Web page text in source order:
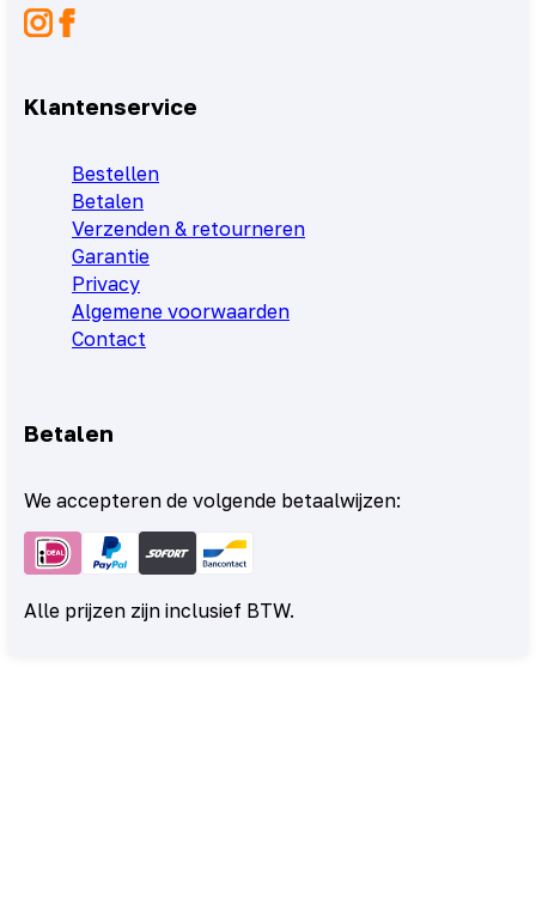
Klantenservice
Bestellen
Betalen
Verzenden & retourneren
Garantie
Privacy
Algemene voorwaarden
Contact
Betalen
We accepteren de volgende betaalwijzen:
Alle prijzen zijn inclusief BTW.